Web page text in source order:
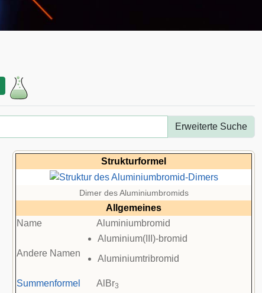
Erweiterte Suche
Strukturformel
Dimer des Aluminiumbromids
Allgemeines
Name
Aluminiumbromid
Andere Namen
Aluminium(III)-bromid
Aluminiumtribromid
Summenformel AlBr3